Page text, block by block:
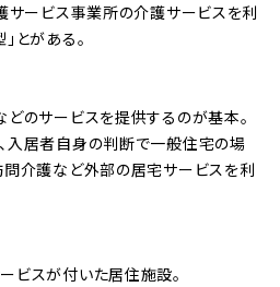
サービス事業所の介護サービスを利
とがある。
のサービスを提供するのが基本。
入居者自身の判断で一般住宅の場
問介護など外部の居宅サービスを利
ビスが付いた居住施設。